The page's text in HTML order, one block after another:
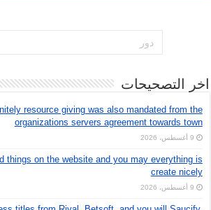
اخر التصحيحات
resource giving was also mandated from the
organizations servers agreement towards town
9 أغسطس، 2026
things on the website and you may everything is
create nicely
9 أغسطس، 2026